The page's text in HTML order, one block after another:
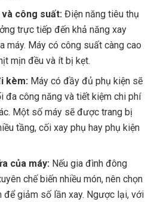
và công suất:Điện năng tiêu thụ
trực tiếp đến khả năng xay
máy. Máy có công suất càng cao
mịn đều và ít bị kẹt.
kèm: Máy có đầy đủ phụ kiện sẽ
đa công năng và tiết kiệm chi phí
Một số máy sẽ được trang bị
tầng, cối xay phụ hay phụ kiện
của máy: Nếu gia đình đông
chế biến nhiều món, nên chọn
để giảm số lần xay. Ngược lại, với